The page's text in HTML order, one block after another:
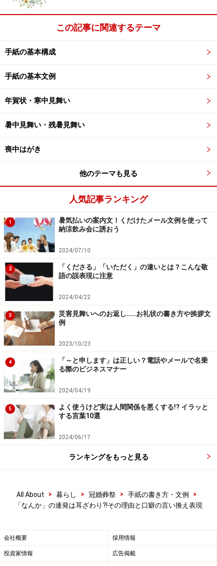
㋐相手の言葉・気持ちを確認しようとする
意を表す。
「それなら何か、君のほうが正しいという
のだな」
㋑今まで述べてきたことや相手の言葉など
を否定して、それとは反対の趣旨を述べる
ときに用いる。いやいや。とんでもない。
「―。この歌よみ侍らじとなむ思ひ侍るを」
二《副詞「なに」＋助詞「か」》
く、ある感情が起こるさま。どことなく。
なんだか。「何か気味が悪い」
２ 《「か」は係助詞》
㋐疑問の意を表す。なぜ…か。どうして…
か。
「あしひきの山も近きをほととぎす月立つ
までに―来鳴かぬ」〈万・三九八三〉
㋑反語の意を表す。どうして…か、いやそん
なことはない。「命だに心にかなふものな
らば―別れの悲しからまし」〈古今・離別〉
［連語］「なにか」の音変化。「何か欲し
いものはありませんか」
（「デジタル大辞泉」より）
「なんか」の実際の使用例と使う心理、気
持ちなどを考えてみましょう。
「っていうかなんかちょっと……」
「っていうか」にも通じるものですが、相手とは意
見が違うような場合。明確にこうだという意見はな
同意できなかったりする場合。はっきり違うとは言
いにくいためあいまいにぼかしたい気持ち。
理由はよくわからない、なんと説明していいかわか
らないような場合。すぐには適切な言葉が出てこな
この記事に関連するテーマ
手紙の基本構成
手紙の基本文例
年賀状・寒中見舞い
暑中見舞い・残暑見舞い
喪中はがき
他のテーマも見る
人気記事ランキング
1
暑気払いの案内文！くだけたメール文例を使って
納涼飲み会に誘おう
2024/07/10
2
「くださる」「いただく」の違いとは？こんな敬
語の誤表現に注意
2024/04/22
3
災害見舞いへのお返し……お礼状の書き方や挨拶文
例
2023/10/23
4
「～と申します」は正しい？電話やメールで名乗
る際のビジネスマナー
2024/04/19
5
よく使うけど実は人間関係を悪くする!? イラッと
する言葉10選
2024/06/17
ランキングをもっと見る
All About > 暮らし > 冠婚葬祭 > 手紙の書き方・文例
>
「なんか」の連発は耳ざわり?!その理由と口癖の言い換え表現
会社概要 採用情報
投資家情報 広告掲載